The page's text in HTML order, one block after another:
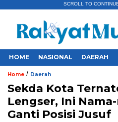
SCROLL TO
HOME NASIONAL DAERAH
Home / Daerah
Sekda Kota
Lengser, Ini
Ganti Posisi Jusuf